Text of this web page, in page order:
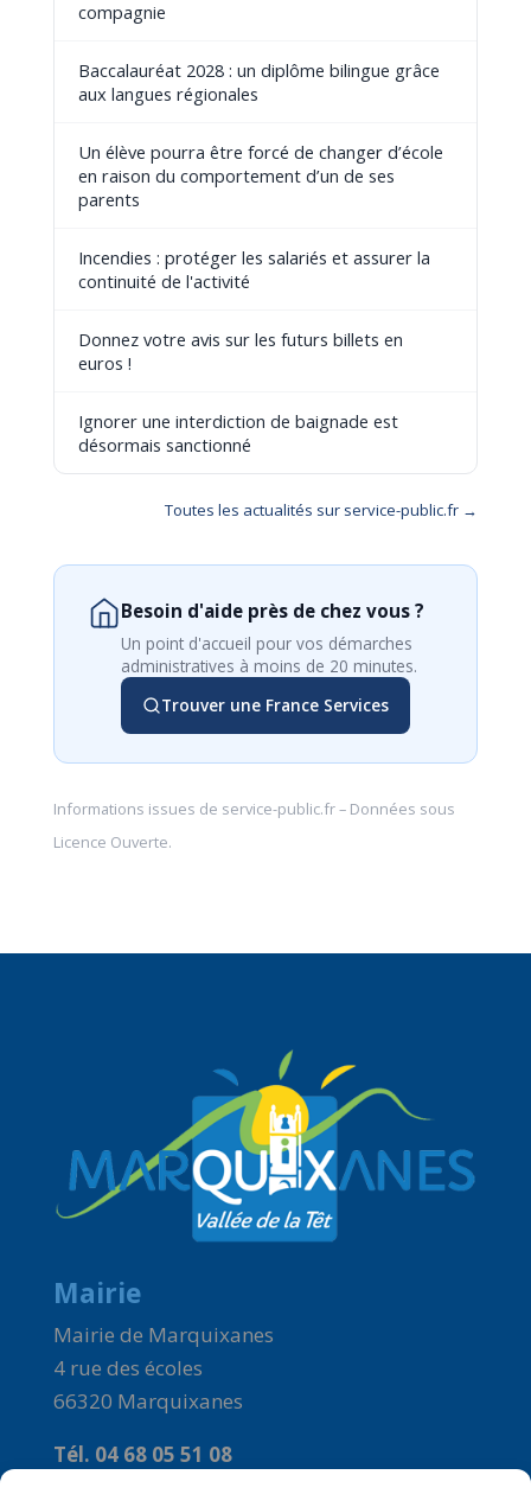
compagnie
Baccalauréat 2028 : un diplôme bilingue grâce
aux langues régionales
Un élève pourra être forcé de changer d’école
en raison du comportement d’un de ses
parents
Incendies : protéger les salariés et assurer la
continuité de l'activité
Donnez votre avis sur les futurs billets en
euros !
Ignorer une interdiction de baignade est
désormais sanctionné
Toutes les actualités sur service-public.fr →
Besoin d'aide près de chez vous ?
Un point d'accueil pour vos démarches
administratives à moins de 20 minutes.
Trouver une France Services
Informations issues de service-public.fr– Données sous
Licence Ouverte.
Mairie
Mairie de Marquixanes
4 rue des écoles
66320 Marquixanes
Tél. 04 68 05 51 08